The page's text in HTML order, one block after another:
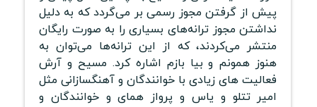
پیش از گرفتن مجوز رسمی بر می‌گردد که به دلیل
نداشتن مجوز ترانه‌های بسیاری را به صورت رایگان
منتشر می‌کردند، که از این ترانه‌ها می‌توان به
هنوز همونم و بیا بازم اشاره کرد. مسیح و آرش
فعالیت های زیادی با خوانندگان و آهنگسازانی مثل
امیر تتلو و یاس و پرواز همای و خوانندگان و